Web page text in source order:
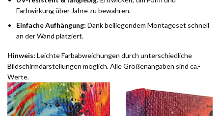
Farbwirkung über Jahre zu bewahren.
Einfache Aufhängung: Dank beiliegendem Montageset schnell
an der Wand platziert.
Hinweis: Leichte Farbabweichungen durch unterschiedliche
Bildschirmdarstellungen möglich. Alle Größenangaben sind ca.-
Werte.